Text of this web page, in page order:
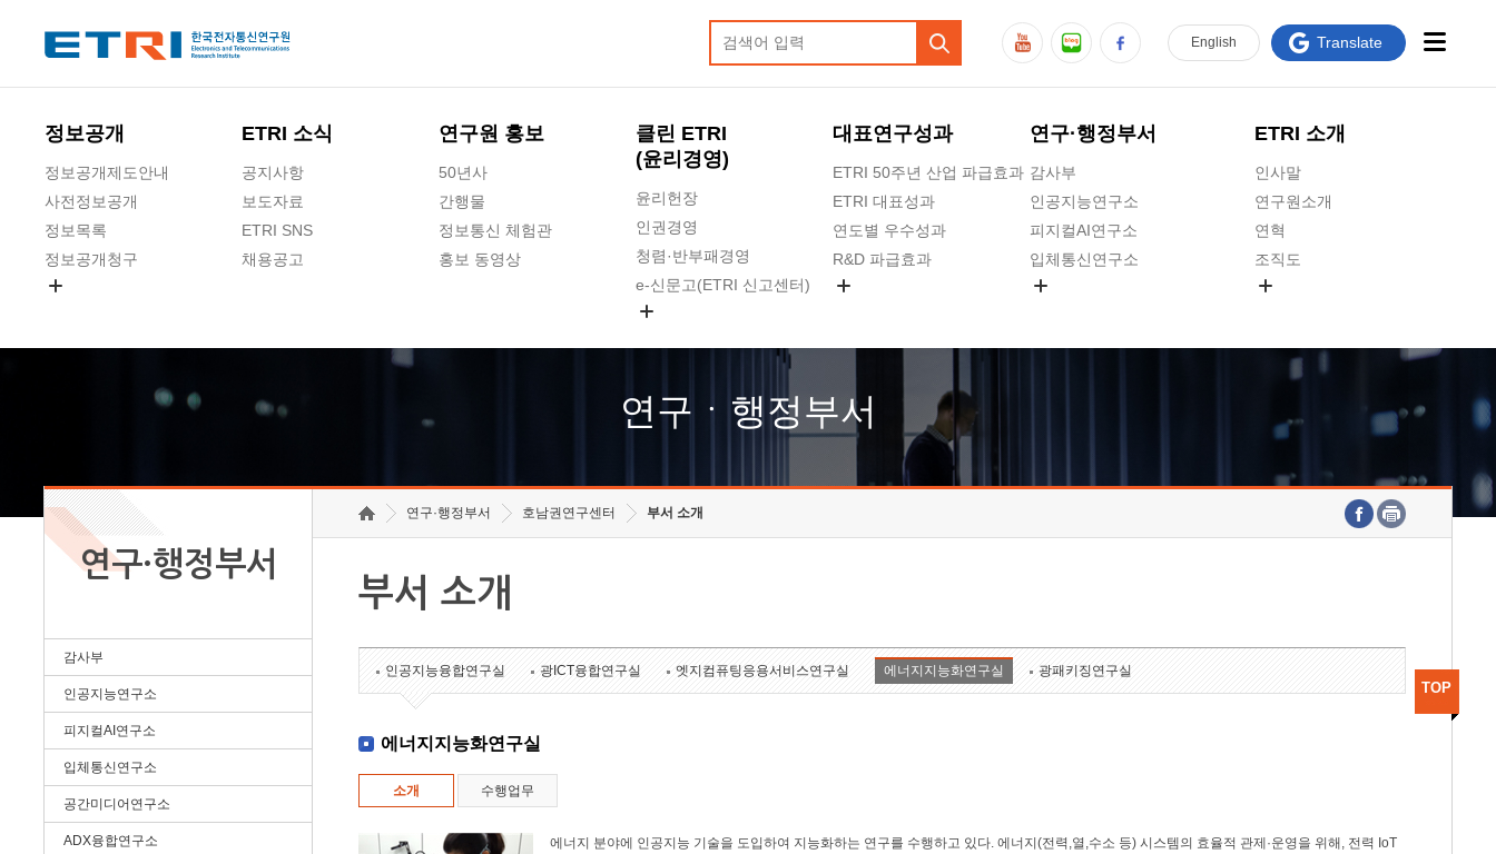
정보공개
정보공개제도안내
사전정보공개
정보목록
정보공개청구
ETRI 소식
공지사항
보도자료
ETRI SNS
채용공고
연구원 홍보
50년사
간행물
정보통신 체험관
홍보 동영상
클린 ETRI
(윤리경영)
윤리헌장
인권경영
청렴·반부패경영
e-신문고(ETRI 신고센터)
고객의소리
수의계약 현황
대표연구성과
ETRI 50주년 산업 파급효과
ETRI 대표성과
연도별 우수성과
R&D 파급효과
연구·행정부서
감사부
인공지능연구소
피지컬AI연구소
입체통신연구소
호남권연구본부
기획본부
ETRI 소개
인사말
연구원소개
연혁
조직도
연구원 고객헌장
주요업무연락처
English Translate
연구ㆍ행정부서
연구·행정부서
감사부
인공지능연구소
피지컬AI연구소
입체통신연구소
공간미디어연구소
ADX융합연구소
연구·행정부서 호남권연구센터 부서 소개
부서 소개
인공지능융합연구실 광ICT융합연구실 엣지컴퓨팅응용서비스연구실 에너지지능화연구실 광패키징연구실
에너지지능화연구실
소개 수행업무
에너지 분야에 인공지능 기술을 도입하여 지능화하는 연구를 수행하고 있다. 에너지(전력,열,수소 등) 시스템의 효율적 관제·운영을 위해, 전력 IoT
TOP